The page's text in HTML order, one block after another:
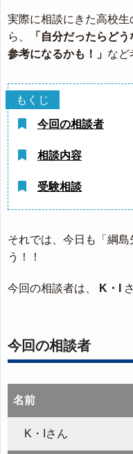
実際に相談にきた高校
ら、
「自分だったらど
参考になるかも！」 など
今回の相談者
相談内容
受験相談
それでは、今日も「綱
う！！
今回の相談者は、 K・I
今回の相談者
名前
K・Iさん